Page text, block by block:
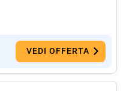
VEDI OFFERTA